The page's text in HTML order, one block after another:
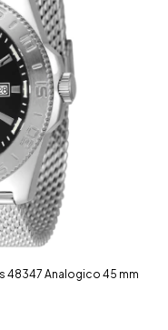
48347 Analogico 45 mm